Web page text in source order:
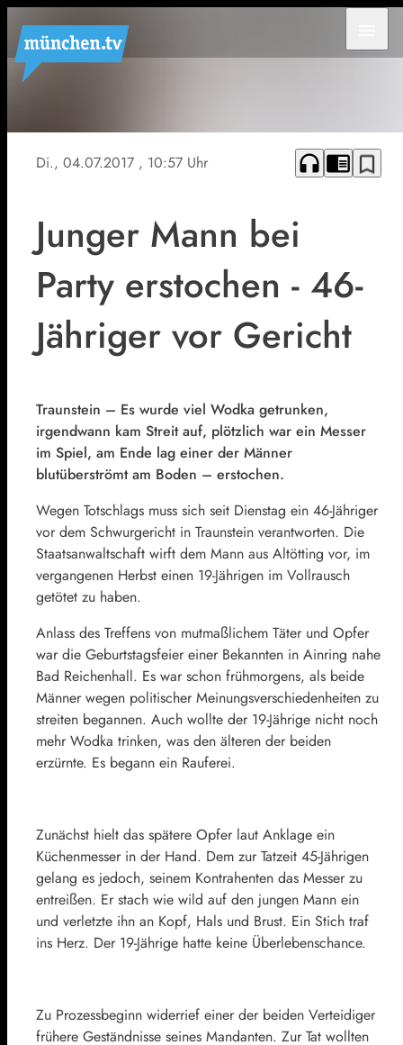
Symbolbild
Di., 04.07.2017 , 10:57 Uhr headphones chrome_reader_mode bookmark_border
Junger Mann bei
Party erstochen - 46-
Jähriger vor Gericht
Traunstein – Es wurde viel Wodka getrunken,
irgendwann kam Streit auf, plötzlich war ein Messer
im Spiel, am Ende lag einer der Männer
blutüberströmt am Boden – erstochen.
Wegen Totschlags muss sich seit Dienstag ein 46-Jähriger
vor dem Schwurgericht in Traunstein verantworten. Die
Staatsanwaltschaft wirft dem Mann aus Altötting vor, im
vergangenen Herbst einen 19-Jährigen im Vollrausch
getötet zu haben.
Anlass des Treffens von mutmaßlichem Täter und Opfer
war die Geburtstagsfeier einer Bekannten in Ainring nahe
Bad Reichenhall. Es war schon frühmorgens, als beide
Männer wegen politischer Meinungsverschiedenheiten zu
streiten begannen. Auch wollte der 19-Jährige nicht noch
mehr Wodka trinken, was den älteren der beiden
erzürnte. Es begann ein Rauferei.
Zunächst hielt das spätere Opfer laut Anklage ein
Küchenmesser in der Hand. Dem zur Tatzeit 45-Jährigen
gelang es jedoch, seinem Kontrahenten das Messer zu
entreißen. Er stach wie wild auf den jungen Mann ein
und verletzte ihn an Kopf, Hals und Brust. Ein Stich traf
ins Herz. Der 19-Jährige hatte keine Überlebenschance.
Zu Prozessbeginn widerrief einer der beiden Verteidiger
frühere Geständnisse seines Mandanten. Zur Tat wollten